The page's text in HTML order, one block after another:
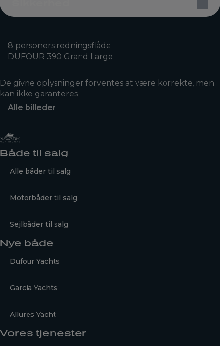
8 personers redningsflåde
DUFOUR 390 Grand Large
De givne oplysninger forventes at være korrekte, men
kan ikke garanteres
Alle billeder
Både til salg
Alle båder til salg
Motorbåder til salg
Sejlbåder til salg
Nye både
Dufour Yachts
Garcia Yachts
Allures Yacht
Vores tjenester